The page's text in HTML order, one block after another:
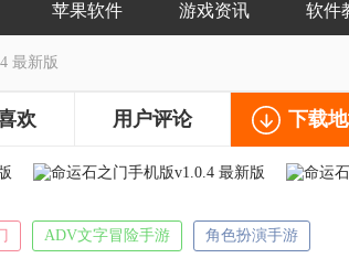
苹果软件 游戏资讯 软件
最新版
欢 用户评论 下载
ADV文字冒险手游 角色扮演手游